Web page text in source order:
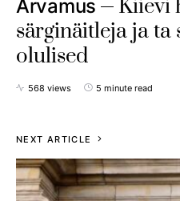
Arvamus
Kiievi
särginäitleja ja ta
olulised
568 views 5 minute read
NEXT ARTICLE